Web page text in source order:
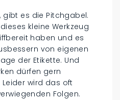
gibt es die Pitchgabel.
kleine Werkzeug
haben und es
von eigenen
der Etikette. Und
dürfen gern
wird das oft
Folgen.